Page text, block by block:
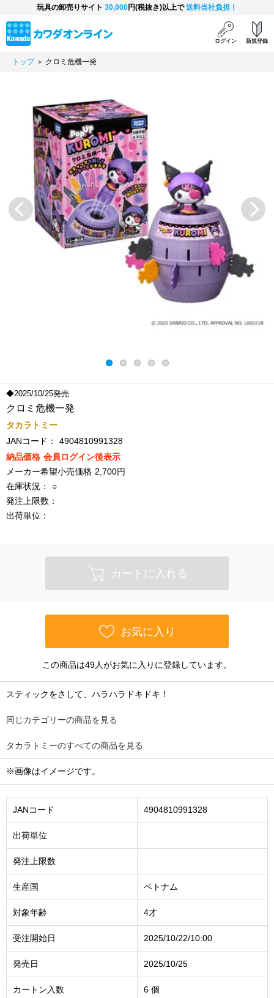
玩具の卸売りサイト 30,000円(税抜き)以上で送料当社負担！
ログイン 新規登録
トップ＞ クロミ危機一発
Previous
◆2025/10/25発売
クロミ危機一発
タカラトミー
JANコード：
4904810991328
納品価格 会員ログイン後表示
メーカー希望小売価格 2,700円
在庫状況：
○
発注上限数：
出荷単位：
カートに入れる
お気に入り
この商品は49人がお気に入りに登録しています。
スティックをさして、ハラハラドキドキ！
同じカテゴリーの商品を見る
タカラトミーのすべての商品を見る
※画像はイメージです。
JANコード 4904810991328
出荷単位
発注上限数
生産国 ベトナム
対象年齢 4才
受注開始日 2025/10/22/10:00
発売日 2025/10/25
カートン入数 6 個